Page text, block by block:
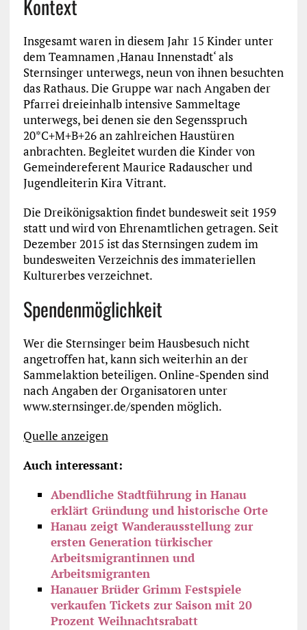
Kontext
Insgesamt waren in diesem Jahr 15 Kinder unter
dem Teamnamen ‚Hanau Innenstadt‘ als
Sternsinger unterwegs, neun von ihnen besuchten
das Rathaus. Die Gruppe war nach Angaben der
Pfarrei dreieinhalb intensive Sammeltage
unterwegs, bei denen sie den Segensspruch
20*C+M+B+26 an zahlreichen Haustüren
anbrachten. Begleitet wurden die Kinder von
Gemeindereferent Maurice Radauscher und
Jugendleiterin Kira Vitrant.
Die Dreikönigsaktion findet bundesweit seit 1959
statt und wird von Ehrenamtlichen getragen. Seit
Dezember 2015 ist das Sternsingen zudem im
bundesweiten Verzeichnis des immateriellen
Kulturerbes verzeichnet.
Spendenmöglichkeit
Wer die Sternsinger beim Hausbesuch nicht
angetroffen hat, kann sich weiterhin an der
Sammelaktion beteiligen. Online-Spenden sind
nach Angaben der Organisatoren unter
www.sternsinger.de/spenden möglich.
Quelle anzeigen
Auch interessant:
Abendliche Stadtführung in Hanau
erklärt Gründung und historische Orte
Hanau zeigt Wanderausstellung zur
ersten Generation türkischer
Arbeitsmigrantinnen und
Arbeitsmigranten
Hanauer Brüder Grimm Festspiele
verkaufen Tickets zur Saison mit 20
Prozent Weihnachtsrabatt